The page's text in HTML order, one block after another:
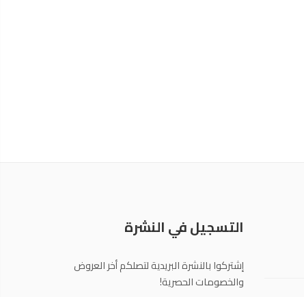
التسجيل في النشرة
إشتركوا بالنشرة البريدية لتصلكم أخر العروض
والخصومات الحصرية!